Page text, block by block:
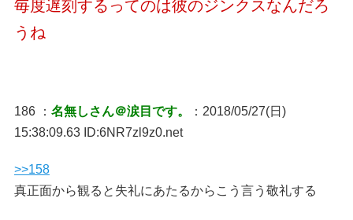
毎度遅刻するってのは彼のジンクスなんだろ
うね
186 ： 名無しさん＠涙目です。
：2018/05/27(日)
15:38:09.63 ID:6NR7zl9z0.net
>>158
真正面から観ると失礼にあたるからこう言う敬礼する